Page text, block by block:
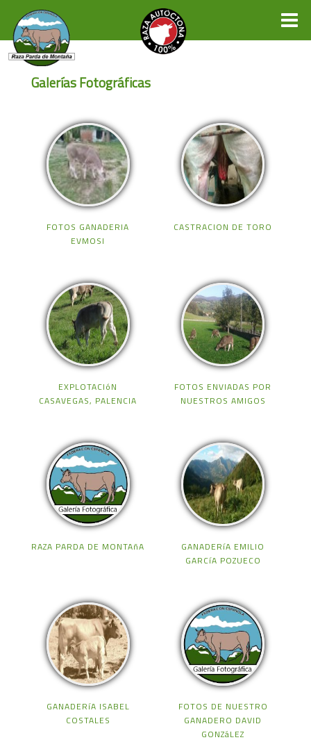
Galerías Fotográficas
FOTOS GANADERIA
EVMOSI
CASTRACION DE TORO
EXPLOTACIóN
CASAVEGAS, PALENCIA
FOTOS ENVIADAS POR
NUESTROS AMIGOS
RAZA PARDA DE MONTAñA
GANADERíA EMILIO
GARCíA POZUECO
GANADERíA ISABEL
COSTALES
FOTOS DE NUESTRO
GANADERO DAVID
GONZáLEZ